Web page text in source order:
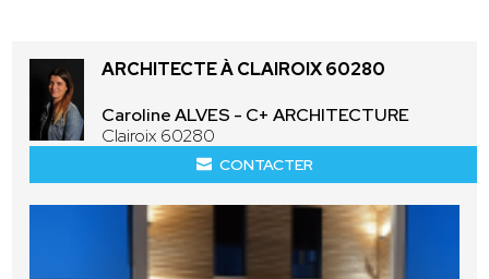
ARCHITECTE À CLAIROIX 60280
Caroline ALVES - C+ ARCHITECTURE
Clairoix 60280
CONTACTER